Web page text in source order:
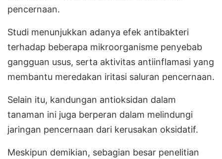
pencernaan.
Studi menunjukkan adanya efek antibakteri
terhadap beberapa mikroorganisme penyebab
gangguan usus, serta aktivitas antiinflamasi yang
membantu meredakan iritasi saluran pencernaan.
Selain itu, kandungan antioksidan dalam
tanaman ini juga berperan dalam melindungi
jaringan pencernaan dari kerusakan oksidatif.
Meskipun demikian, sebagian besar penelitian